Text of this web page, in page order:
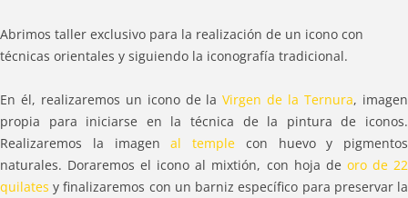
Abrimos taller exclusivo para la realización de un icono con
técnicas orientales y siguiendo la iconografía tradicional.
En él, realizaremos un icono de laVirgen de la Ternura, imagen
propia para iniciarse en la técnica de la pintura de iconos.
Realizaremos la imagenal temple con huevo y pigmentos
naturales. Doraremos el icono al mixtión, con hoja de oro de 22
quilates y finalizaremos con un barniz específico para preservar la